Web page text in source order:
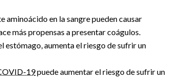
aminoácido en la sangre pueden causar
más propensas a presentar coágulos.
estómago, aumenta el riesgo de sufrir un
19puede aumentar el riesgo de sufrir un